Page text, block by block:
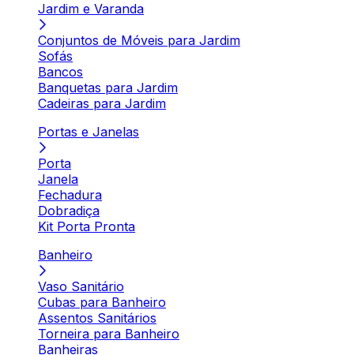
Jardim e Varanda
Conjuntos de Móveis para Jardim
Sofás
Bancos
Banquetas para Jardim
Cadeiras para Jardim
Portas e Janelas
Porta
Janela
Fechadura
Dobradiça
Kit Porta Pronta
Banheiro
Vaso Sanitário
Cubas para Banheiro
Assentos Sanitários
Torneira para Banheiro
Banheiras